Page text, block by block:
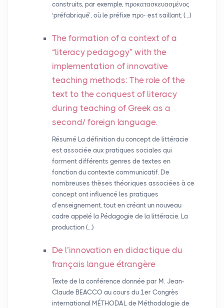
construits, par exemple, προκατασκευασμένος
‘préfabriqué’, où le préfixe προ- est saillant, (…)
The formation of a context of a
“literacy pedagogy” with the
implementation of innovative
teaching methods: The role of the
text to the conquest of literacy
during teaching of Greek as a
second/ foreign language.
Résumé La définition du concept de littéracie
est associée aux pratiques sociales qui
forment différents genres de textes en
fonction du contexte communicatif. De
nombreuses thèses théoriques associées à ce
concept ont influencé les pratiques
d’enseignement, tout en créant un nouveau
cadre appelé la Pédagogie de la littéracie. La
production (…)
De l’innovation en didactique du
français langue étrangère
Texte de la conférence donnée par M. Jean-
Claude BEACCO au cours du 1er Congrès
international MÉTHODAL de Méthodologie de